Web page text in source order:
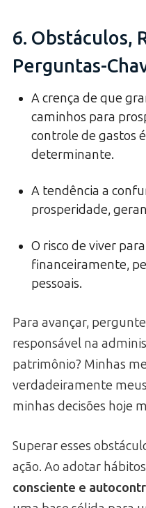
6. Obstáculos,
Perguntas-
A crença de que
caminhos para
controle de gastos
determinante.
A tendência a
prosperidade,
O risco de viver
financeiramente,
pessoais.
Para avançar,
responsável na
patrimônio? Minhas
verdadeiramente
minhas decisões hoje
Superar esses
ação. Ao adotar
consciente e